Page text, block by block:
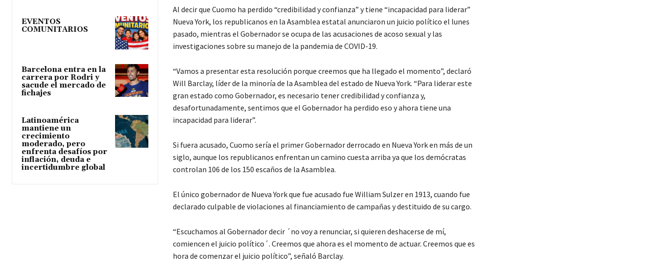
EVENTOS
COMUNITARIOS
Barcelona entra en la
carrera por Rodri y
sacude el mercado de
fichajes
Latinoamérica
mantiene un
crecimiento
moderado, pero
enfrenta desafíos por
inflación, deuda e
incertidumbre global
Al decir que Cuomo ha perdido “credibilidad y confianza” y tiene “incapacidad para liderar”
Nueva York, los republicanos en la Asamblea estatal anunciaron un juicio político el lunes
pasado, mientras el Gobernador se ocupa de las acusaciones de acoso sexual y las
investigaciones sobre su manejo de la pandemia de COVID-19.
“Vamos a presentar esta resolución porque creemos que ha llegado el momento”, declaró
Will Barclay, líder de la minoría de la Asamblea del estado de Nueva York. “Para liderar este
gran estado como Gobernador, es necesario tener credibilidad y confianza y,
desafortunadamente, sentimos que el Gobernador ha perdido eso y ahora tiene una
incapacidad para liderar”.
Si fuera acusado, Cuomo sería el primer Gobernador derrocado en Nueva York en más de un
siglo, aunque los republicanos enfrentan un camino cuesta arriba ya que los demócratas
controlan 106 de los 150 escaños de la Asamblea.
El único gobernador de Nueva York que fue acusado fue William Sulzer en 1913, cuando fue
declarado culpable de violaciones al financiamiento de campañas y destituido de su cargo.
“Escuchamos al Gobernador decir ´no voy a renunciar, si quieren deshacerse de mí,
comiencen el juicio político´. Creemos que ahora es el momento de actuar. Creemos que es
hora de comenzar el juicio político”, señaló Barclay.